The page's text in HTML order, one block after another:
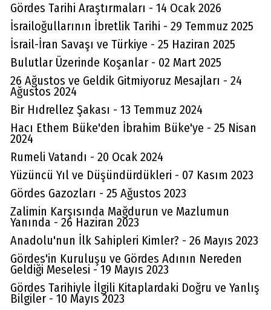
bile mevcuttur. Hepsinde de kör bir dostun
gelip yerleşmiş olma ihtimali
olamayacağına göre halk arasında
anlatılan bu hikaye sadece bir hikayedir
diye düşünüyorum.
Beğen ( 0 )
(
Kazım Germiyanoğlu
Sevgili kardeşim, o şehirlerin de
Gördes'ten gidenler tarafından
kurulduğunu neden düşünmeyelim?
Beğen 0
)
Gördes Tarihi Araştırmaları - 14 Ocak 2026
İsrailoğullarının İbretlik Tarihi - 29 Temmuz 2025
İsrail-İran Savaşı ve Türkiye - 25 Haziran 2025
Bulutlar Üzerinde Koşanlar - 02 Mart 2025
26 Ağustos ve Geldik Gitmiyoruz Mesajları - 24
Ağustos 2024
Bir Hıdrellez Şakası - 13 Temmuz 2024
Hacı Ethem Büke'den İbrahim Büke'ye - 25 Nisan
2024
Rumeli Vatandı - 20 Ocak 2024
Yüzüncü Yıl ve Düşündürdükleri - 07 Kasım 2023
Gördes Gazozları - 25 Ağustos 2023
Zalimin Karşısında Mağdurun ve Mazlumun
Yanında - 26 Haziran 2023
Anadolu'nun İlk Sahipleri Kimler? - 26 Mayıs 2023
Gördes'in Kuruluşu ve Gördes Adının Nereden
Geldiği Meselesi - 19 Mayıs 2023
Gördes Tarihiyle İlgili Kitaplardaki Doğru ve Yanlış
Bilgiler - 10 Mayıs 2023